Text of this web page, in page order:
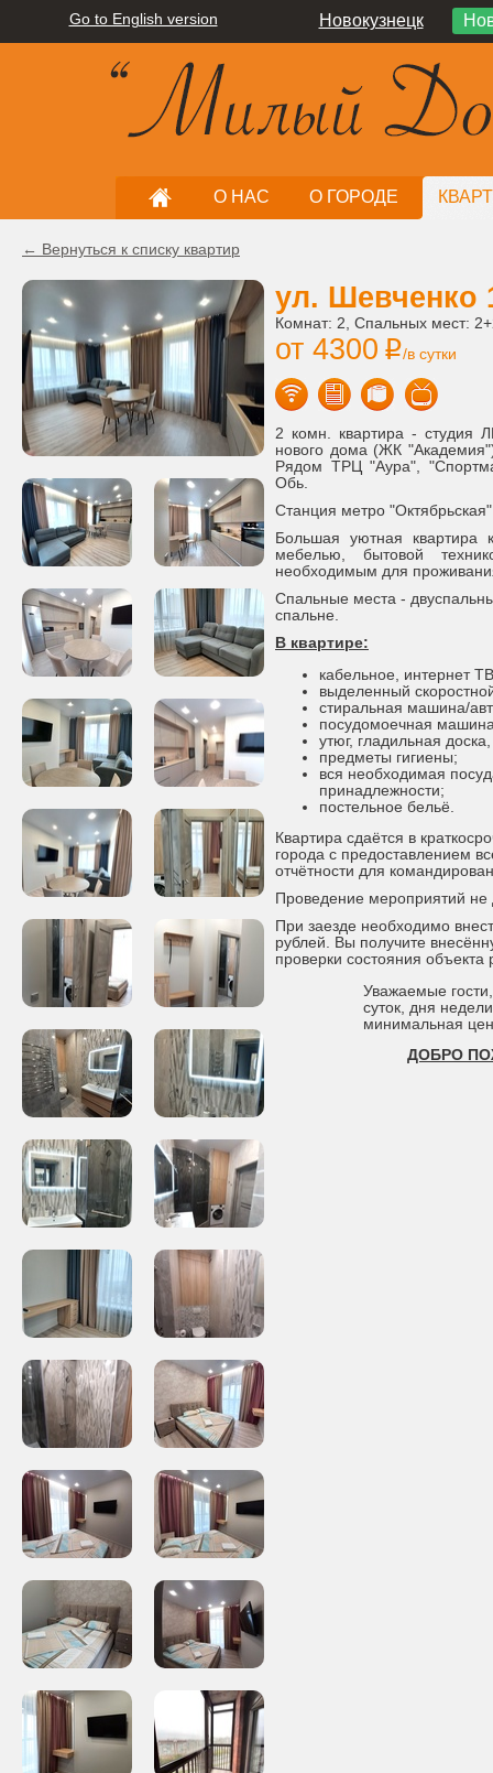
Go to English version Новокузнецк
О НАС О ГОРОДЕ
← Вернуться к списку квартир
ул. Шевченко
Комнат: 2, Спальных мест:
от 4300 i/в сутки
2 комн. квартира - студия
нового дома (ЖК
Рядом ТРЦ "Аура",
Обь.
Станция метро
Большая уютная
мебелью, бытовой
необходимым для
Спальные места -
спальне.
В квартире:
кабельное, интернет
выделенный
стиральная машина/
посудомоечная
утюг, гладильная
предметы гигиены;
вся необходимая
принадлежности;
постельное бельё.
Квартира сдаётся в
города с предоставлением
отчётности для
Проведение мероприятий не
При заезде необходимо
рублей. Вы получите
проверки состояния
Уважаемые гости,
суток, дня
минимальная
ДОБРО